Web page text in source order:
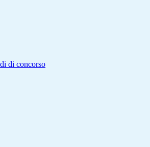
di concorso